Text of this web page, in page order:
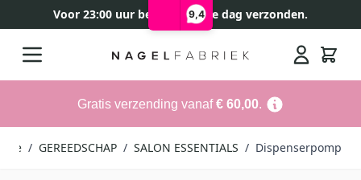
9,4
Voor 23:00 uur besteld, zelfde dag verzonden.
Gratis verzending vanaf€ 60,00.
/ GEREEDSCHAP / SALON ESSENTIALS / Dispenserpomp